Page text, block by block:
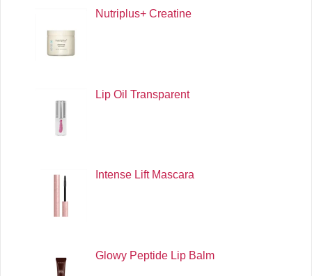
Nutriplus+ Creatine
Lip Oil Transparent
Intense Lift Mascara
Glowy Peptide Lip Balm